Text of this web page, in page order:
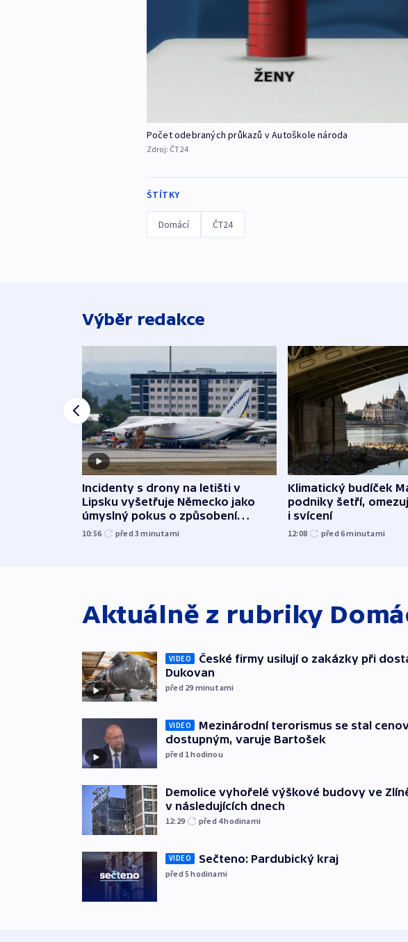
Počet odebraných průkazů v Autoškole národa
Zdroj: ČT24
ŠTÍTKY
Domácí ČT24
Výběr redakce
Incidenty s drony na letišti v
Lipsku vyšetřuje Německo jako
úmyslný pokus o způsobení
exploze
10:56 před 3minutami
Klimatický budíček
podniky šetří,
i svícení
12:08 před 6minutami
Aktuálně z rubriky
VIDEO
České firmy usilují o zakázky při
Dukovan
před 29 minutami
VIDEO
Mezinárodní terorismus se stal
dostupným, varuje Bartošek
před 1hodinou
Demolice vyhořelé výškové budovy ve
v následujících dnech
12:29 před 4hodinami
VIDEO Sečteno: Pardubický kraj
před 5hodinami